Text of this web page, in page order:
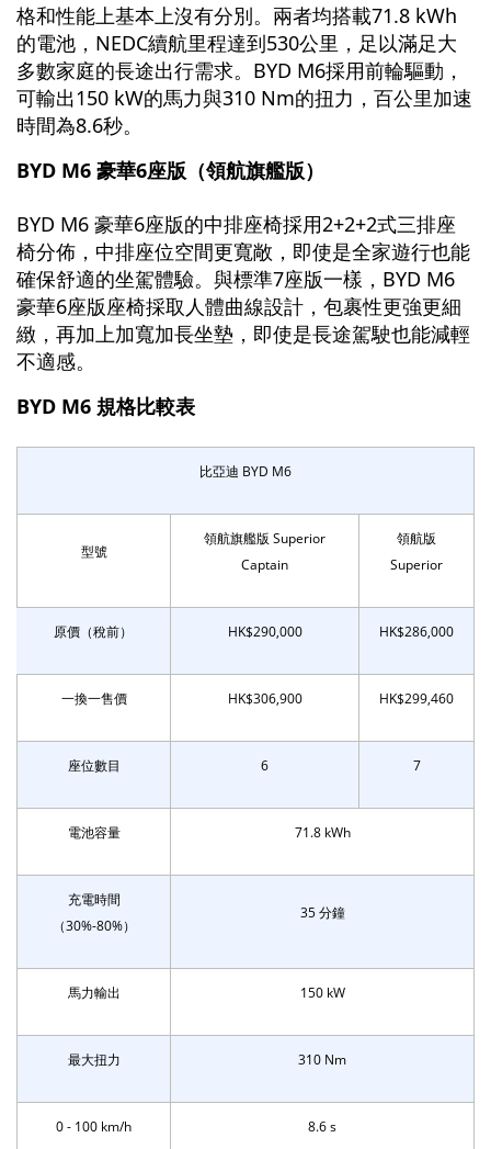
格和性能上基本上沒有分別。兩者均搭載71.8 kWh
的電池，NEDC續航里程達到530公里，足以滿足大
多數家庭的長途出行需求。BYD M6採用前輪驅動，
可輸出150 kW的馬力與310 Nm的扭力，百公里加速
時間為8.6秒。
BYD M6 豪華6座版（領航旗艦版）
BYD M6 豪華6座版的中排座椅採用2+2+2式三排座
椅分佈，中排座位空間更寬敞，即使是全家遊行也能
確保舒適的坐駕體驗。與標準7座版一樣，BYD M6
豪華6座版座椅採取人體曲線設計，包裹性更強更細
緻，再加上加寬加長坐墊，即使是長途駕駛也能減輕
不適感。
BYD M6 規格比較表
比亞迪 BYD M6
型號
領航旗艦版 Superior
Captain
領航版
Superior
原價（稅前） HK$290,000 HK$286,000
一換一售價 HK$306,900 HK$299,460
座位數目 6 7
電池容量 71.8 kWh
充電時間
（30%-80%）
35 分鐘
馬力輸出 150 kW
最大扭力 310 Nm
0 - 100 km/h 8.6 s